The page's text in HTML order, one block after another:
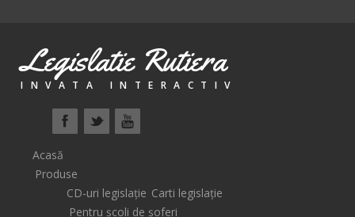
Legislatie Rutiera
INVATA INTERACTIV
Acasă
Produse
CD-uri legislație Carti legislație
Pentru școli de șoferi